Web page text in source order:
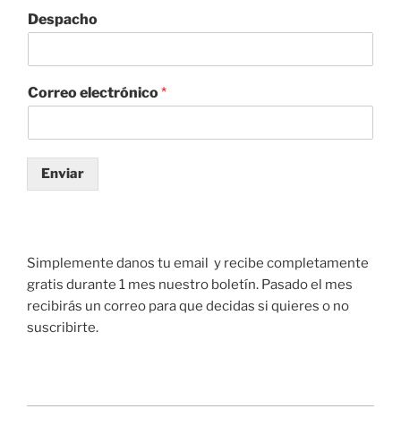
Despacho
Correo electrónico*
Enviar
Simplemente danos tu email y recibe completamente
gratis durante 1 mes nuestro boletín. Pasado el mes
recibirás un correo para que decidas si quieres o no
suscribirte.